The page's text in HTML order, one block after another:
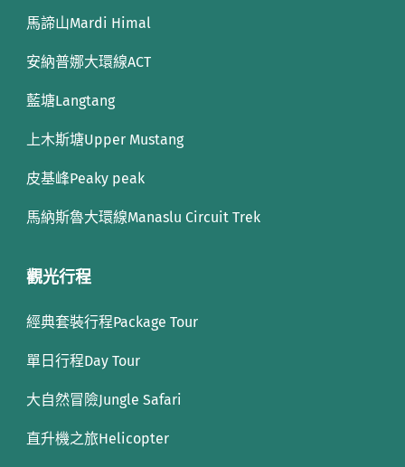
馬諦山Mardi Himal
安納普娜大環線ACT
藍塘Langtang
上木斯塘Upper Mustang
皮基峰Peaky peak
馬納斯魯大環線Manaslu Circuit Trek
觀光行程
經典套裝行程Package Tour
單日行程Day Tour
大自然冒險Jungle Safari
直升機之旅Helicopter